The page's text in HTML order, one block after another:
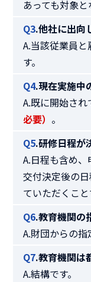
あっても対象と
Q3.他社に出向
A.当該従業員
す。
Q4.現在実施中
A.既に開始さ
必要） 。
Q5.研修日程が
A.日程も含め
交付決定後の
ていただくこ
Q6.教育機関の
A.財団からの指
Q7.教育機関は
A.結構です。